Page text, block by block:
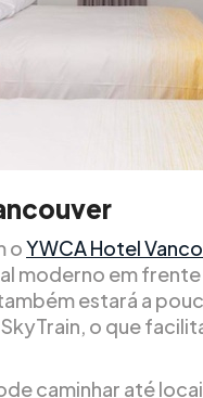
oYWCA Hotel
moderno em frente
estará a
o que
caminhar até